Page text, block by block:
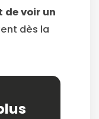
de voir un
dès la